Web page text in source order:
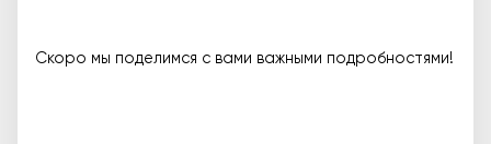
Скоро мы поделимся с вами важными подробностями!